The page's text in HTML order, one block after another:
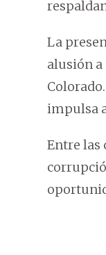
La
alusión
impulsa
Entre las